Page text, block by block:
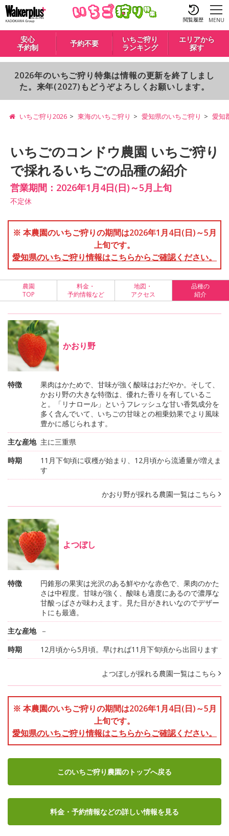
閲覧履歴 MENU
安心
予約制
予約不要
いちご狩り
ランキング
エリアから
探す
2026年のいちご狩り特集は情報の更新を終了しまし
た。来年(2027)もどうぞよろしくお願いします。
いちご狩り2026 東海のいちご狩り 愛知県のいちご狩り 愛知
いちごのコンドウ農園 いちご狩り
で採れるいちごの品種の紹介
営業期間：2026年1月4日(日)～5月上旬
不定休
※ 本農園のいちご狩りの期間は2026年1月4日(日)～5月
上旬です。
愛知県のいちご狩り情報はこちらからご確認ください。
農園
TOP
料金・
予約情報など
地図・
アクセス
品種の
紹介
かおり野
特徴
果肉はかためで、甘味が強く酸味はおだやか。そして、
かおり野の大きな特徴は、優れた香りを有しているこ
と。「リナロール」というフレッシュな甘い香気成分を
多く含んでいて、いちごの甘味との相乗効果でより風味
豊かに感じられます。
主な産地 主に三重県
時期
11月下旬頃に収穫が始まり、12月頃から流通量が増えま
す
かおり野が採れる農園一覧はこちら
よつぼし
特徴
円錐形の果実は光沢のある鮮やかな赤色で、果肉のかた
さは中程度。甘味が強く、酸味も適度にあるので濃厚な
甘酸っぱさが味わえます。見た目がきれいなのでデザー
トにも最適。
主な産地
－
時期
12月頃から5月頃。早ければ11月下旬頃から出回ります
よつぼしが採れる農園一覧はこちら
※ 本農園のいちご狩りの期間は2026年1月4日(日)～5月
上旬です。
愛知県のいちご狩り情報はこちらからご確認ください。
このいちご狩り農園のトップへ戻る
料金・予約情報などの詳しい情報を見る